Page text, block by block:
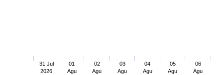
31 Jul
2026
01
Agu
02
Agu
03
Agu
04
Agu
05
Agu
06
Agu